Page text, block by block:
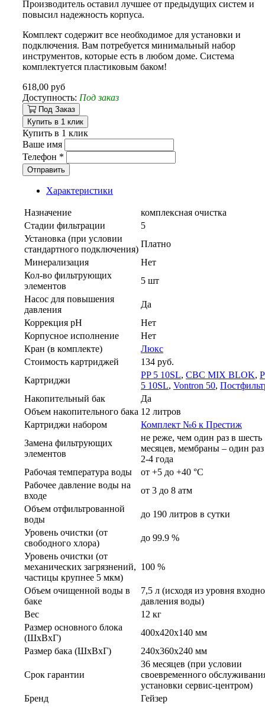
Производитель оставил лучшее от предыдущих систем и
повысил надежность корпуса.
Комплект содержит все необходимое для установки и
подключения. Вам потребуется минимальный набор
инструментов, которые есть в любом доме. Система
комплектуется пластиковым баком!
618,00 руб
Доступность: Под заказ
Под Заказ
Купить в 1 клик
Купить в 1 клик
Ваше имя
Телефон *
Отправить
Характеристики
Назначение
комплексная очистка
Стадии фильтрации
5
Установка (при условии
стандартного подключения)
Платно
Минерализация
Нет
Кол-во фильтрующих
элементов
5 шт
Насос для повышения
давления
Да
Коррекция pH
Нет
Корпусное исполнение
Нет
Кран (в комплекте)
Люкс
Стоимость картриджей
134 руб.
Картриджи
PP 5 10SL, СВС MIX BLOK,
5 10SL, Vontron 50,
Накопительный бак
Да
Объем накопительного бака 12 литров
Картриджи набором
Комплект №6 к Престиж
Замена фильтрующих
элементов
не реже, чем один раз в шесть
месяцев, мембраны – один
2-4 года
Рабочая температура воды
от +5 до +40 °C
Рабочее давление воды на
входе
от 3 до 8 атм
Объем отфильтрованной
воды
до 190 литров в сутки
Уровень очистки (от
свободного хлора)
до 99.9 %
Уровень очистки (от
механических загрязнений,
частицы крупнее 5 мкм)
100 %
Объем очищенной воды в
баке
7,5 л (исходя из уровня
давления воды)
Вес
12 кг
Размер основного блока
(ШxВxГ)
400x420x140 мм
Размер бака (ШxВxГ)
240x360x240 мм
Срок гарантии
36 месяцев (при условии
своевременного
установки сервис-центром)
Бренд
Гейзер